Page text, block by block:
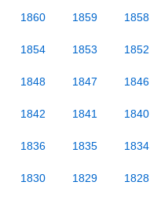
1860 1859 1858
1854 1853 1852
1848 1847 1846
1842 1841 1840
1836 1835 1834
1830 1829 1828